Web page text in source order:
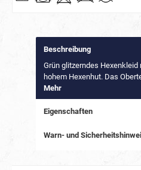
Beschreibung
Grün glitzerndes
hohem Hexenhut. Das
Mehr
Eigenschaften
Warn- und